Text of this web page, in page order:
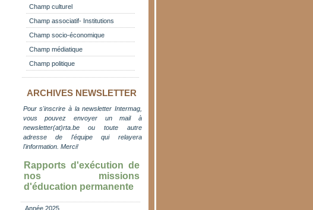
Champ culturel
Champ associatif- Institutions
Champ socio-économique
Champ médiatique
Champ politique
ARCHIVES NEWSLETTER
Pour s'inscrire à la newsletter Intermag,
vous pouvez envoyer un mail à
newsletter(at)rta.beou toute autre
adresse de l'équipe qui relayera
l'information. Merci!
Rapports d'exécution de
nos missions
d'éducation permanente
Année 2025